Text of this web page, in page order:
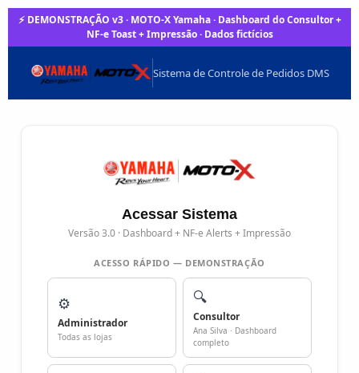
⚡ DEMONSTRAÇÃO v3 · MOTO-X Yamaha · Dashboard do Consultor +
NF-e Toast + Impressão · Dados fictícios
Sistema de Controle de Pedidos DMS
Acessar Sistema
Versão 3.0 · Dashboard + NF-e Alerts + Impressão
ACESSO RÁPIDO — DEMONSTRAÇÃO
⚙️
Administrador
Todas as lojas
🔍
Consultor
Ana Silva · Dashboard
completo